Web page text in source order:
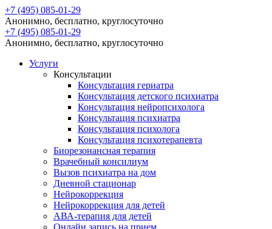
+7 (495) 085-01-29
Анонимно, бесплатно, круглосуточно
+7 (495) 085-01-29
Анонимно, бесплатно, круглосуточно
Услуги
Консультации
Консультация гериатра
Консультация детского психиатра
Консультация нейропсихолога
Консультация психиатра
Консультация психолога
Консультация психотерапевта
Биорезонансная терапия
Врачебный консилиум
Вызов психиатра на дом
Дневной стационар
Нейрокоррекция
Нейрокоррекция для детей
АВА-терапия для детей
Онлайн запись на прием